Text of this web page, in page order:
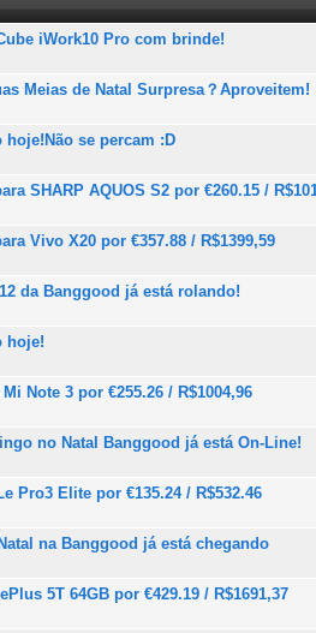
iWork10 Pro com brinde!
- 5 de 5 na totalidade
12 345
Meias de Natal Surpresa？Aproveitem!
- 5 de 5 na totalidade
12345
hoje!Não se percam :D
- 5 de 5 na totalidade
12345
SHARP AQUOS S2 por €260.15 /
- 5 de 5 na totalidade
1 23 45
Vivo X20 por €357.88 / R$1399,59
- 5 de 5 na totalidade
1 2 345
da Banggood já está rolando!
- 5 de 5 na totalidade
12345
hoje!
- 5 de 5 na totalidade
123
Note 3 por €255.26 / R$1004,96
- 5 de 5 na totalidade
12345
no Natal Banggood já está On-Line!
- 5 de 5 na totalidade
12 34 5
Pro3 Elite por €135.24 / R$532.46
- 5 de 5 na totalidade
1 234 5
na Banggood já está chegando
- 5 de 5 na totalidade
12 34 5
5T 64GB por €429.19 / R$1691,37
- 5 de 5 na totalidade
1234 5